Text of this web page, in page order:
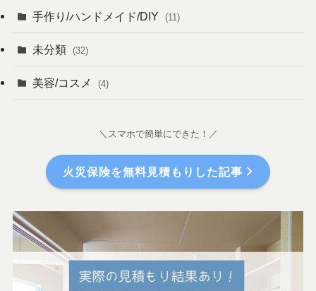
(12)
(13)
(2)
手作り/ハンドメイド/DIY (11)
未分類 (32)
美容/コスメ (4)
＼スマホで簡単にできた！／
火災保険を無料見積もりした記事